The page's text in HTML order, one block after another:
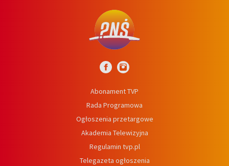
Abonament TVP
Rada Programowa
Ogłoszenia przetargowe
Akademia Telewizyjna
Regulamin tvp.pl
Telegazeta ogłoszenia